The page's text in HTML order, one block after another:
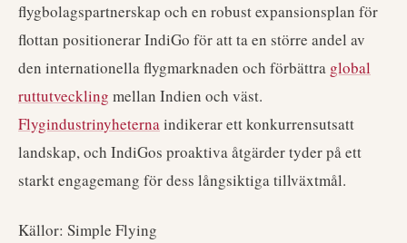
flygbolagspartnerskap och en robust expansionsplan för
flottan positionerar IndiGo för att ta en större andel av
den internationella flygmarknaden och förbättra global
ruttutveckling mellan Indien och väst.
Flygindustrinyheternaindikerar ett konkurrensutsatt
landskap, och IndiGos proaktiva åtgärder tyder på ett
starkt engagemang för dess långsiktiga tillväxtmål.
Källor: Simple Flying